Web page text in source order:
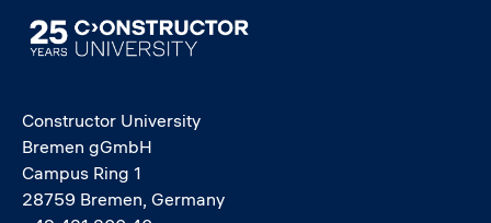
Image
Constructor University
Bremen gGmbH
Campus Ring 1
28759 Bremen, Germany